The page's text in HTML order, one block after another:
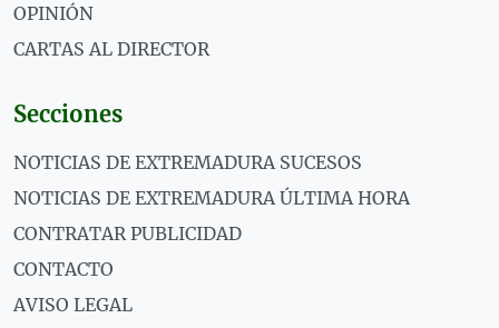
OPINIÓN
CARTAS AL DIRECTOR
Secciones
NOTICIAS DE EXTREMADURA SUCESOS
NOTICIAS DE EXTREMADURA ÚLTIMA HORA
CONTRATAR PUBLICIDAD
CONTACTO
AVISO LEGAL